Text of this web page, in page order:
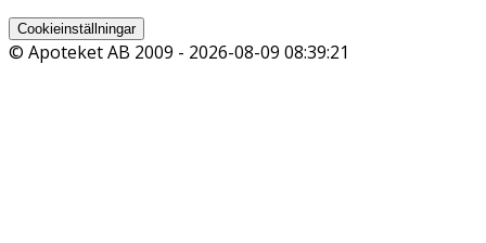
Cookieinställningar
© Apoteket AB 2009 - 2026-08-09 08:39:21